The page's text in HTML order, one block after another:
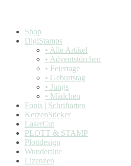
Shop
DigiStamps
• Alle Artikel
• Adventstürchen
• Feiertage
• Geburtstag
• Jungs
• Mädchen
Fonts | Schriftarten
KerzenSticker
LaserCut
PLOTT & STAMP
Plottdesign
Wundertüte
Lizenzen